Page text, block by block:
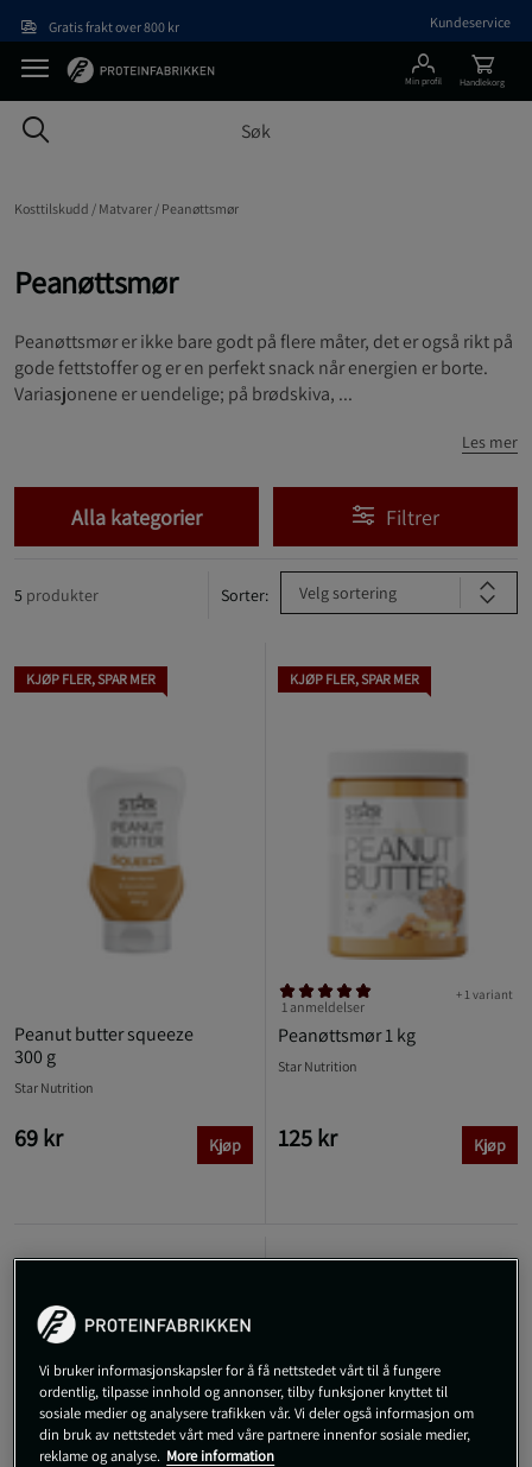
Gratis frakt over 800 kr Kundeservice
Min profil Handlekorg
Kosttilskudd / Matvarer / Peanøttsmør
Peanøttsmør
Peanøttsmør er ikke bare godt på flere måter, det er også rikt på
gode fettstoffer og er en perfekt snack når energien er borte.
Variasjonene er uendelige; på brødskiva, ...
Les mer
Alla kategorier Filtrer
5 produkter Sorter: Velg sortering
KJØP FLER, SPAR MER
Peanut butter squeeze
300 g
Star Nutrition
69 kr Kjøp
KJØP FLER, SPAR MER
Peanøttsmør 1 kg
+ 1 variant
1 anmeldelser
Star Nutrition
125 kr Kjøp
Vi bruker informasjonskapsler for å få nettstedet vårt til å fungere
ordentlig, tilpasse innhold og annonser, tilby funksjoner knyttet til
sosiale medier og analysere trafikken vår. Vi deler også informasjon om
din bruk av nettstedet vårt med våre partnere innenfor sosiale medier,
reklame og analyse. More information